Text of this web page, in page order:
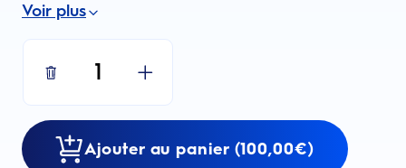
Voir plus
1
Ajouter au panier (100,00€)